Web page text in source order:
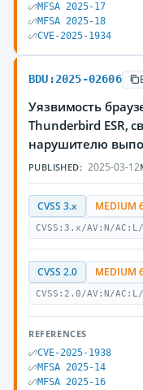
MFSA 2025-17
MFSA 2025-18
CVE-2025-1934
BDU:2025-02606
Уязвимость
Thunderbird ESR,
нарушителю
PUBLISHED: 2025-03-12
CVSS 3.x MEDIUM
CVSS:3.x/AV:N/
CVSS 2.0 MEDIUM
CVSS:2.0/AV:N/
REFERENCES
CVE-2025-1938
MFSA 2025-14
MFSA 2025-16